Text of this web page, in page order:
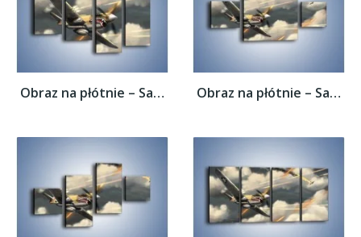
Obraz na płótnie – Samolotem w stronę... Obraz na płótnie – Samolotem w stronę...